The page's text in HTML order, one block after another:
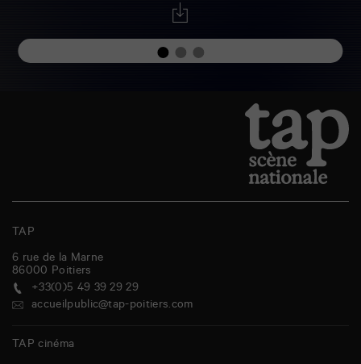
TAP
6 rue de la Marne
86000 Poitiers
+33(0)5 49 39 29 29
accueilpublic@tap-poitiers.com
TAP cinéma